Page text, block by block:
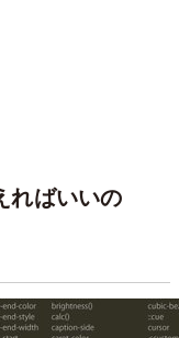
ればいいの
過去のブログ